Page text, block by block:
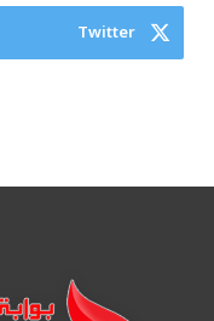
Twitter